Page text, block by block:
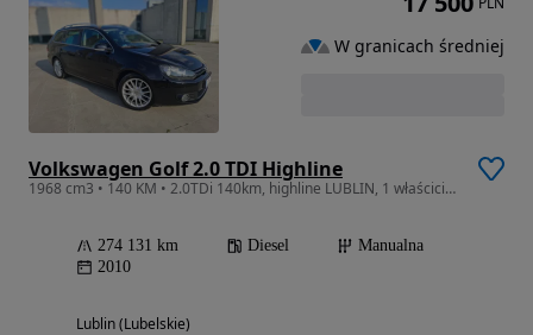
Volkswagen Golf 2.0 TDI Highline
1968 cm3 • 140 KM • 2.0TDi 140km, highline LUBLIN, 1 właściciel w PL 7 lat.
274 131 km Diesel
Manualna
2010
Lublin (Lubelskie)
W granicach średniej